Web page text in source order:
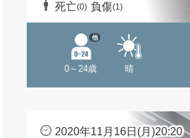
死亡(0) 負傷(1)
0～24歳
他
晴
2020年11月16日(月)20:20